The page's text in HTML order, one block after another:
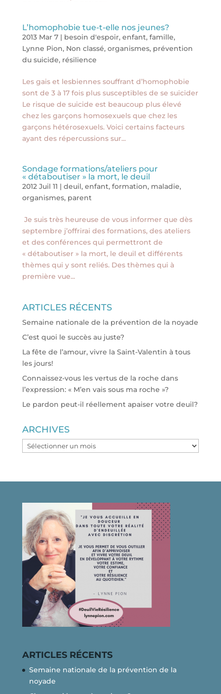
L’homophobie tue-t-elle nos jeunes?
2013 Mar 7| besoin d'espoir, enfant, famille,
Lynne Pion, Non classé, organismes, prévention
du suicide, résilience
Les gais et lesbiennes souffrant d’homophobie
sont de 3 à 17 fois plus susceptibles de se suicider
Le risque de suicide est beaucoup plus élevé
chez les garçons homosexuels que chez les
garçons hétérosexuels. Voici certains facteurs
ayant des répercussions sur...
Sondage formations/ateliers pour
« détaboutiser » la mort, le deuil
2012 Juil 11 | deuil, enfant, formation, maladie,
organismes, parent
Je suis très heureuse de vous informer que dès
septembre j’offrirai des formations, des ateliers
et des conférences qui permettront de
« détaboutiser » la mort, le deuil et différents
thèmes qui y sont reliés. Des thèmes qui à
première vue...
ARTICLES RÉCENTS
Semaine nationale de la prévention de la noyade
C’est quoi le succès au juste?
La fête de l’amour, vivre la Saint-Valentin à tous
les jours!
Connaissez-vous les vertus de la roche dans
l’expression: « M’en vais sous ma roche »?
Le pardon peut-il réellement apaiser votre deuil?
ARCHIVES
ARCHIVES
ARTICLES RÉCENTS
Semaine nationale de la prévention de la
noyade